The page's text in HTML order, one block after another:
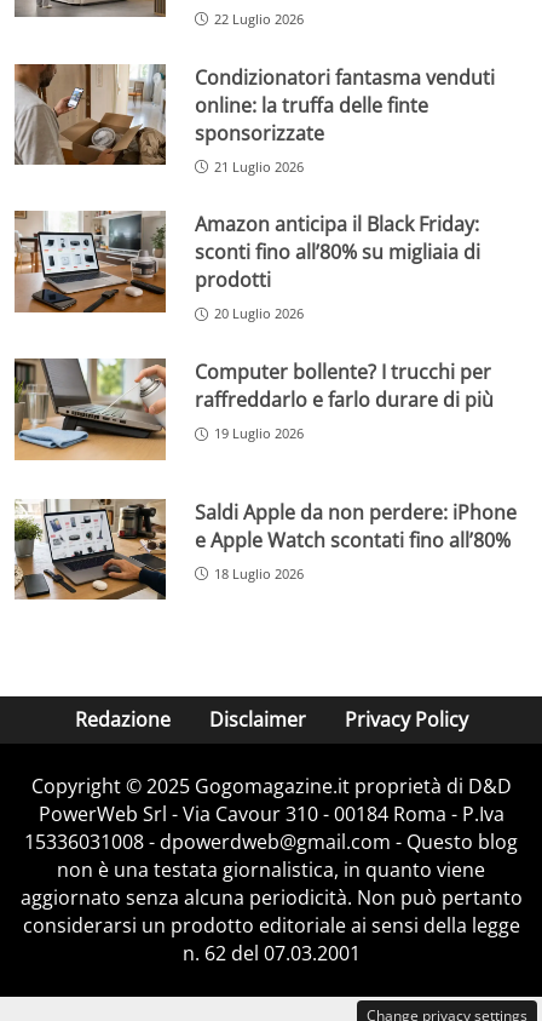
22 Luglio 2026
Condizionatori fantasma venduti
online: la truffa delle finte
sponsorizzate
21 Luglio 2026
Amazon anticipa il Black Friday:
sconti fino all’80% su migliaia di
prodotti
20 Luglio 2026
Computer bollente? I trucchi per
raffreddarlo e farlo durare di più
19 Luglio 2026
Saldi Apple da non perdere: iPhone
e Apple Watch scontati fino all’80%
18 Luglio 2026
Redazione Disclaimer Privacy Policy
Copyright © 2025 Gogomagazine.it proprietà di D&D
PowerWeb Srl - Via Cavour 310 - 00184 Roma - P.Iva
15336031008 - dpowerdweb@gmail.com - Questo blog
non è una testata giornalistica, in quanto viene
aggiornato senza alcuna periodicità. Non può pertanto
considerarsi un prodotto editoriale ai sensi della legge
n. 62 del 07.03.2001
Change privacy settings